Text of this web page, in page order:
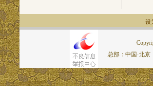
设
总部：中国·北